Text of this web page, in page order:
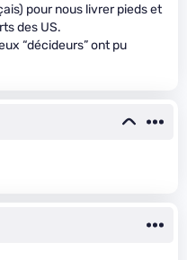
pour nous livrer pieds et
des US.
“décideurs” ont pu